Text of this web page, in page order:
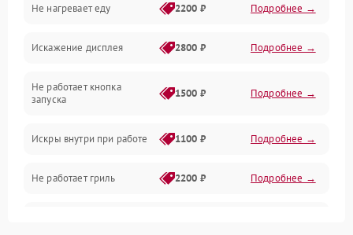
Механические повреждения
Питание и запуск
Нагрев и приготовление
Программное обеспечение
Не нагревает еду 2200 ₽ Подробнее →
Искажение дисплея 2800 ₽ Подробнее →
Не работает кнопка
запуска
1500 ₽ Подробнее →
Искры внутри при работе 1100 ₽ Подробнее →
Не работает гриль 2200 ₽ Подробнее →